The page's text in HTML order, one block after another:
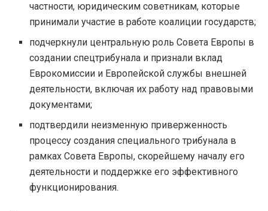
частности, юридическим советникам, которые
принимали участие в работе коалиции государств;
подчеркнули центральную роль Совета Европы в
создании спецтрибунала и признали вклад
Еврокомиссии и Европейской службы внешней
деятельности, включая их работу над правовыми
документами;
подтвердили неизменную приверженность
процессу создания специального трибунала в
рамках Совета Европы, скорейшему началу его
деятельности и поддержке его эффективного
функционирования.